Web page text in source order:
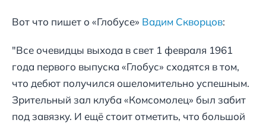
Вот что пишет о «Глобусе» Вадим Скворцов:
"Все очевидцы выхода в свет 1 февраля 1961
года первого выпуска «Глобус» сходятся в том,
что дебют получился ошеломительно успешным.
Зрительный зал клуба «Комсомолец» был забит
под завязку. И ещё стоит отметить, что большой